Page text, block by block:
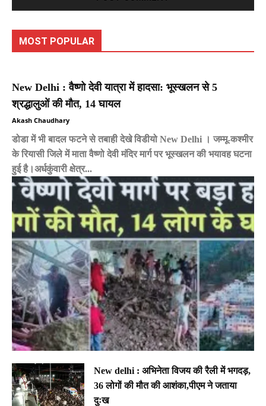
MOST POPULAR
New Delhi : वैष्णो देवी यात्रा में हादसा: भूस्खलन से 5
श्रद्धालुओं की मौत, 14 घायल
Akash Chaudhary
डोडा में भी बादल फटने से तबाही देखे विडीयो New Delhi । जम्मू-कश्मीर
के रियासी जिले में माता वैष्णो देवी मंदिर मार्ग पर भूस्खलन की भयावह घटना
हुई है।अर्धकुंवारी क्षेत्र...
New delhi : अभिनेता विजय की रैली में भगदड़,
36 लोगों की मौत की आशंका,पीएम ने जताया
दुःख